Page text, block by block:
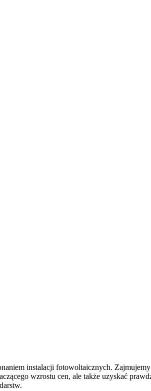
instalacji fotowoltaicznych.
wzrostu cen, ale także uzyskać